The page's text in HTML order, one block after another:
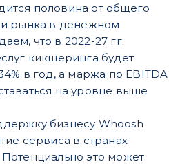
половина от общего
и рынка в денежном
что в 2022-27 гг.
кикшеринга будет
в год, а маржа по EBITDA
на уровне выше
бизнесу Whoosh
сервиса в странах
это может